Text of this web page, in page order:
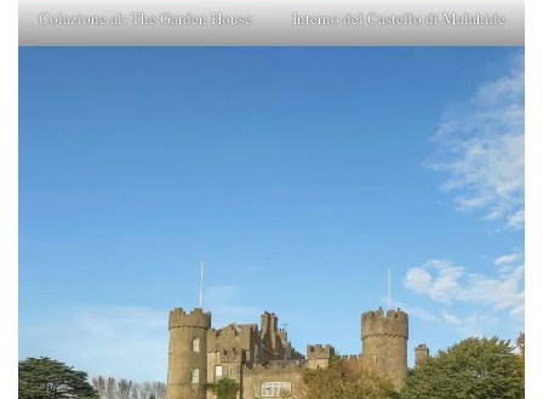
Colazione al: The Garden House Interno del Castello di Malahide